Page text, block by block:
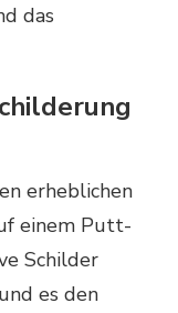
das
erheblichen
einem Putt-
Schilder
es den